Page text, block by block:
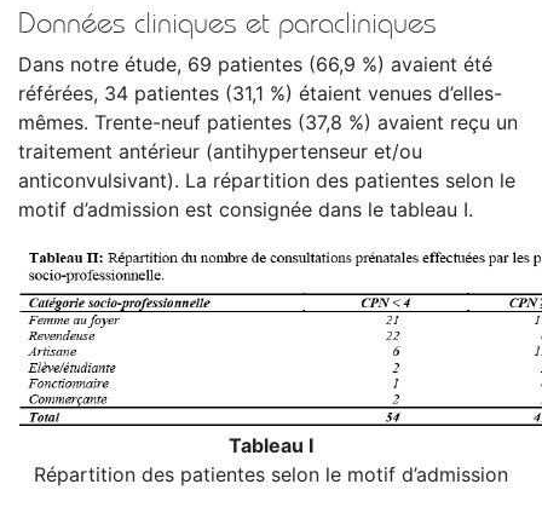
Données cliniques et paracliniques
Dans notre étude, 69 patientes (66,9 %) avaient été
référées, 34 patientes (31,1 %) étaient venues d’elles-
mêmes. Trente-neuf patientes (37,8 %) avaient reçu un
traitement antérieur (antihypertenseur et/ou
anticonvulsivant). La répartition des patientes selon le
motif d’admission est consignée dans le tableau I.
Tableau I
Répartition des patientes selon le motif d’admission